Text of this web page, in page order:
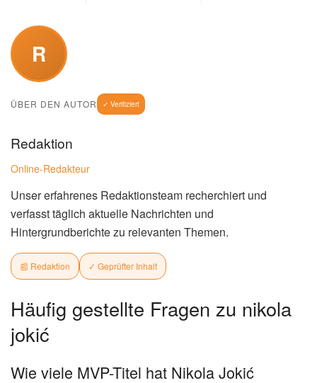
R
ÜBER DEN AUTOR ✓ Verifiziert
Redaktion
Online-Redakteur
Unser erfahrenes Redaktionsteam recherchiert und
verfasst täglich aktuelle Nachrichten und
Hintergrundberichte zu relevanten Themen.
📰 Redaktion ✓ Geprüfter Inhalt
Häufig gestellte Fragen zu nikola
jokić
Wie viele MVP-Titel hat Nikola Jokić